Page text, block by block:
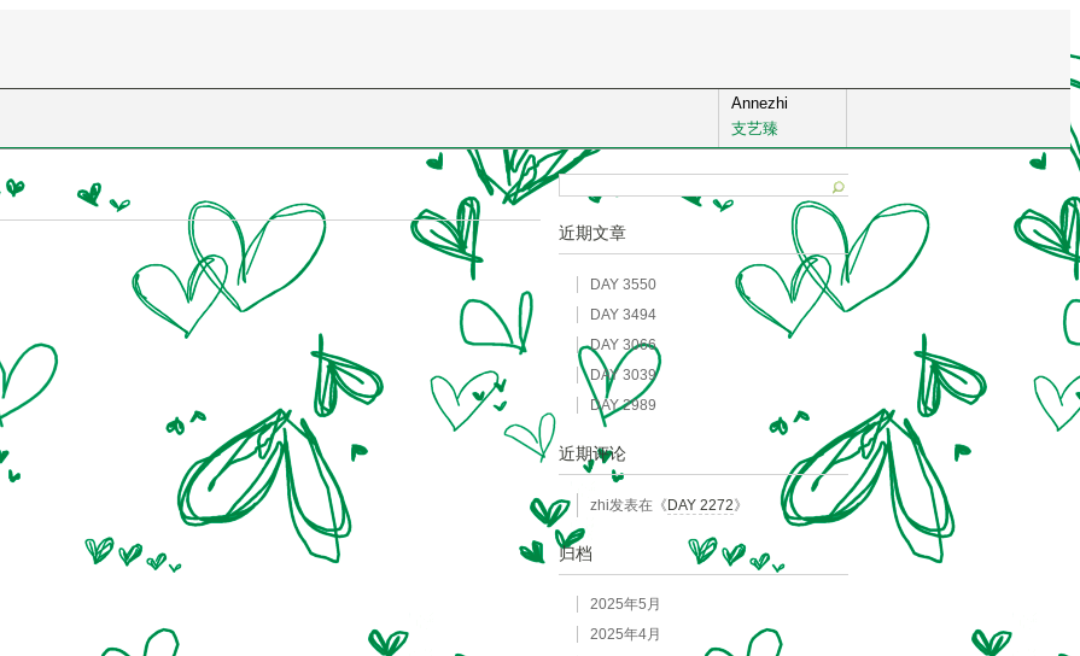
Annezhi
支艺臻
近期文章
DAY 3550
DAY 3494
DAY 3066
DAY 3039
DAY 2989
近期评论
zhi发表在《DAY 2272》
归档
2025年5月
2025年4月